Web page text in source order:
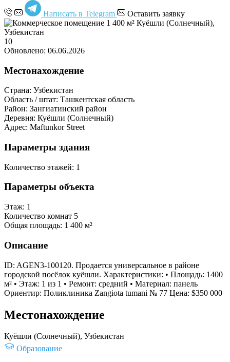
Написать в Telegram Оставить заявку
10
Обновлено: 06.06.2026
Местонахождение
Страна: Узбекистан
Область / штат: Ташкентская область
Район: Зангиатинский район
Деревня: Куёшли (Солнечный)
Адрес: Maftunkor Street
Параметры здания
Количество этажей: 1
Параметры объекта
Этаж: 1
Количество комнат 5
Общая площадь: 1 400 м²
Описание
ID: AGEN3-100120. Продается универсальное в районе
городской посёлок куёшли. Характеристики: • Площадь: 1400
м² • Этаж: 1 из 1 • Ремонт: средний • Материал: панель
Ориентир: Поликлиника Zangiota tumani № 77 Цена: $350 000
Местонахождение
Куёшли (Солнечный), Узбекистан
Образование